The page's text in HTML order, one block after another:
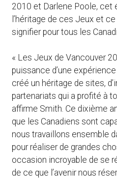
2010 et Darlene Poole, cet
l’héritage de ces Jeux et
signifier pour tous les
« Les Jeux de Vancouver
puissance d’une
créé un héritage de sites,
partenariats qui a profité à
affirme Smith. Ce dixième
que les Canadiens sont
nous travaillons ensemble
pour réaliser de grandes
occasion incroyable de se
de ce que l’avenir nous